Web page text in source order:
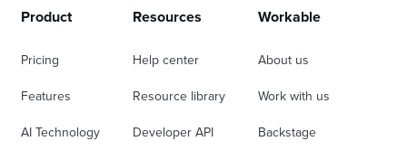
Product
Pricing
Features
AI Technology
Resources
Help center
Resource library
Developer API
Workable
About us
Work with us
Backstage